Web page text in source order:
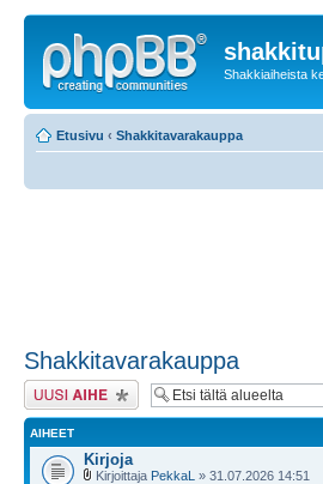
Shakkiaiheista
Etusivu ‹ Shakkitavarakauppa
Shakkitavarakauppa
Lähetä uusi viesti
AIHEET
Kirjoja
Kirjoittaja PekkaL » 31.07.2026 14:51